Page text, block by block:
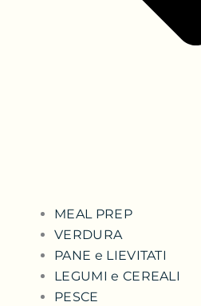
MEAL PREP
VERDURA
PANE e LIEVITATI
LEGUMI e CEREALI
PESCE